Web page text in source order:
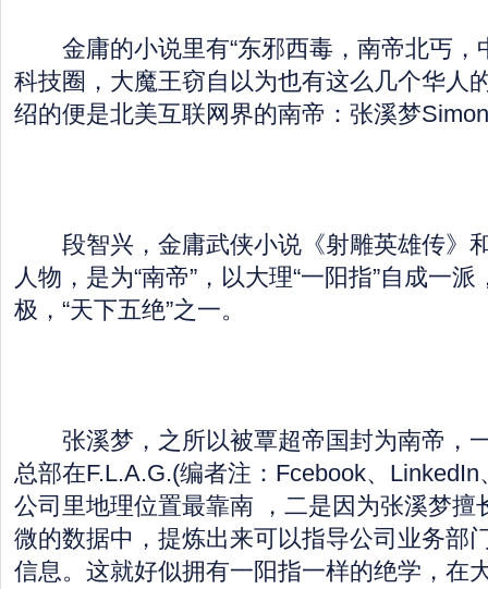
金庸的小说里有“东邪西毒，南帝北丐，
科技圈，大魔王窃自以为也有这么几个华人
绍的便是北美互联网界的南帝：张溪梦
段智兴，金庸武侠小说《射雕英雄传》
人物，是为“南帝”，以大理“一阳指”自成一
极，“天下五绝”之一。
张溪梦，之所以被覃超帝国封为南帝，
总部在F.L.A.G.(编者注：Fcebook、
公司里地理位置最靠南 ，二是因为张溪梦擅
微的数据中，提炼出来可以指导公司业务部
信息。这就好似拥有一阳指一样的绝学，在